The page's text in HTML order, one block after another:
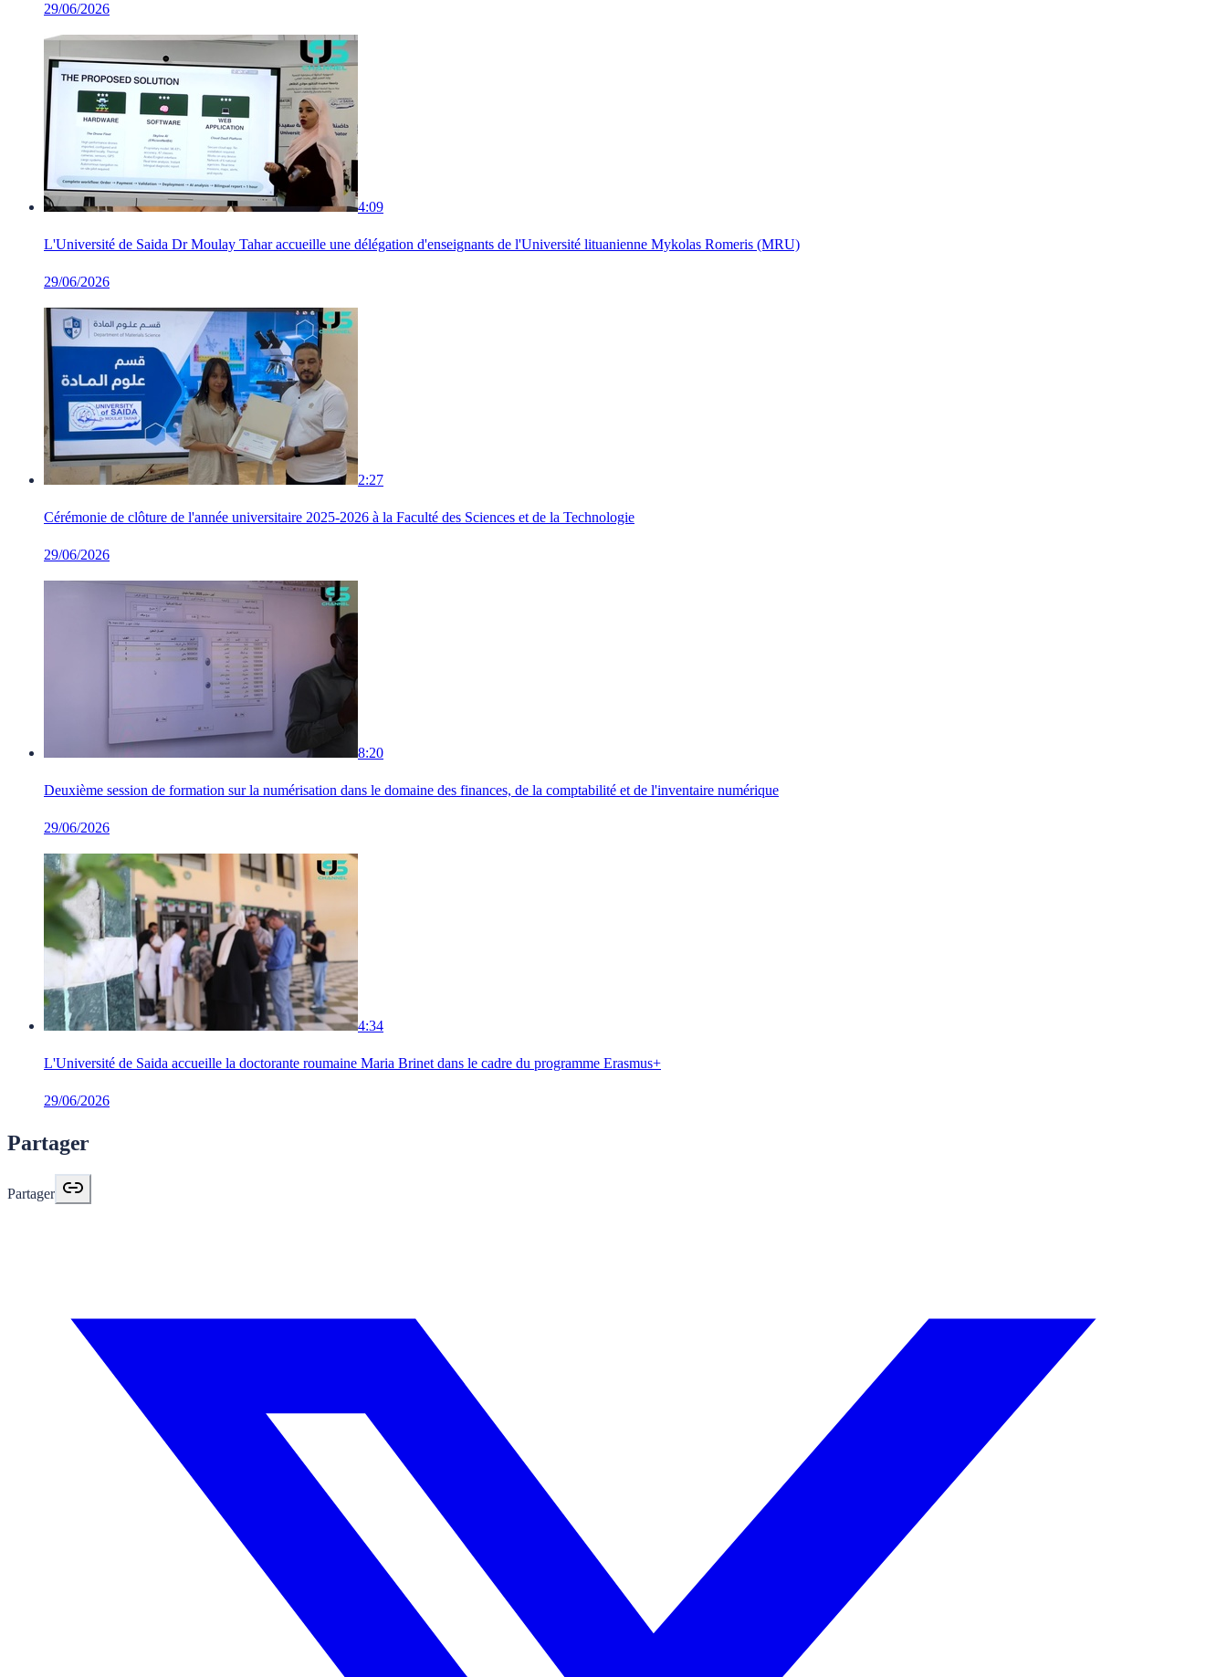
29/06/2026
4:09
L'Université de Saida Dr Moulay Tahar accueille une délégation d'enseignants de l'Université lituanienne Mykolas Romeris (MRU)
29/06/2026
2:27
Cérémonie de clôture de l'année universitaire 2025-2026 à la Faculté des Sciences et de la Technologie
29/06/2026
8:20
Deuxième session de formation sur la numérisation dans le domaine des finances, de la comptabilité et de l'inventaire numérique
29/06/2026
4:34
L'Université de Saida accueille la doctorante roumaine Maria Brinet dans le cadre du programme Erasmus+
29/06/2026
Partager
Partager